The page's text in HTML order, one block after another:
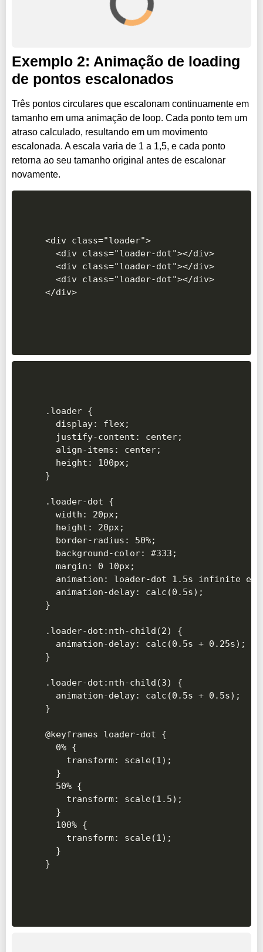
Exemplo 2: Animação de loading
de pontos escalonados
Três pontos circulares que escalonam continuamente em
tamanho em uma animação de loop. Cada ponto tem um
atraso calculado, resultando em um movimento
escalonada. A escala varia de 1 a 1,5, e cada ponto
retorna ao seu tamanho original antes de escalonar
novamente.
<div class="loader">
  <div class="loader-dot"></div>
  <div class="loader-dot"></div>
  <div class="loader-dot"></div>
.loader {
  display: flex;
  justify-content: center;
  align-items: center;
  height: 100px;
}
.loader-dot {
  width: 20px;
  height: 20px;
  border-radius: 50%;
  background-color: #333;
  margin: 0 10px;
animation: loader-dot 1.5s infinite
  animation-delay: calc(0.5s);
}
.loader-dot:nth-child(2) {
  animation-delay: calc(0.5s + 0.25s);
}
.loader-dot:nth-child(3) {
  animation-delay: calc(0.5s + 0.5s);
}
@keyframes loader-dot {
  0% {
    transform: scale(1);
  }
  50% {
    transform: scale(1.5);
  }
  100% {
    transform: scale(1);
  }